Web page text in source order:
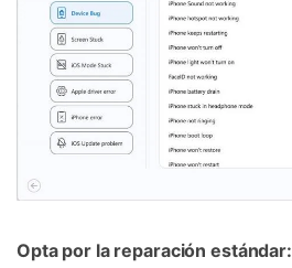
Opta por la reparación estándar: